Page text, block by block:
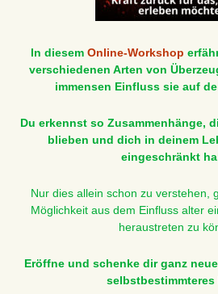
In diesem Online-Workshop
verschiedenen Arten von
immensen Einfluss sie auf
Du erkennst so Zusammenhänge,
blieben und dich in deinem
eingeschränkt
Nur dies allein schon zu verstehen,
Möglichkeit aus dem Einfluss alter
heraustreten zu
Eröffne und schenke dir ganz
selbstbestimmteres